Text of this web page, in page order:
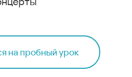
на пробный урок